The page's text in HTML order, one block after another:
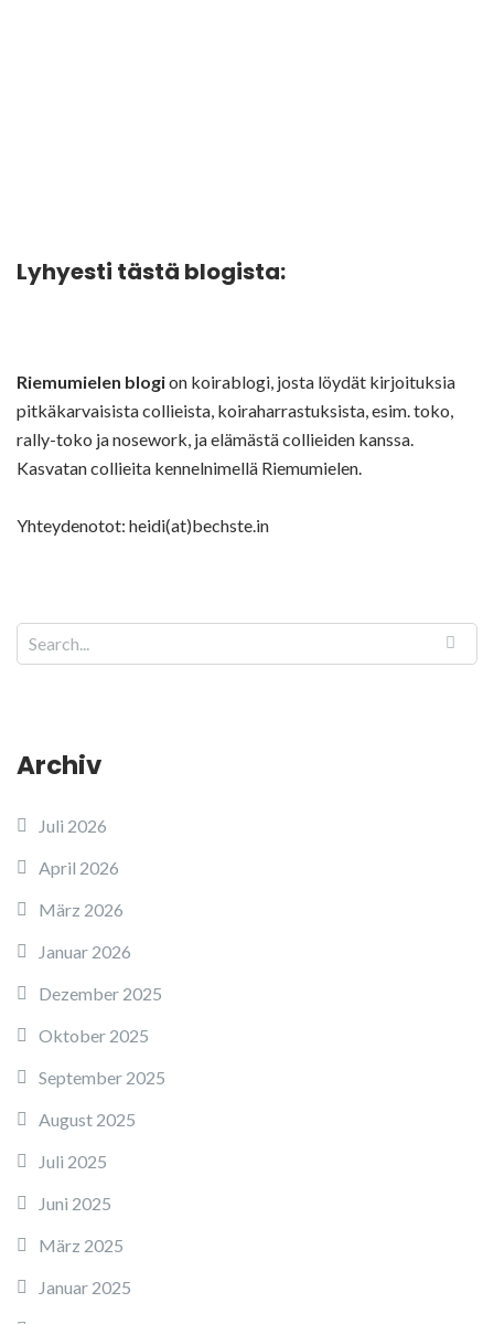
Lyhyesti tästä blogista:
Riemumielen blogion koirablogi, josta löydät kirjoituksia
pitkäkarvaisista collieista, koiraharrastuksista, esim. toko,
rally-toko ja nosework, ja elämästä collieiden kanssa.
Kasvatan collieita kennelnimellä Riemumielen.
Yhteydenotot: heidi(at)bechste.in
Archiv
Juli 2026
April 2026
März 2026
Januar 2026
Dezember 2025
Oktober 2025
September 2025
August 2025
Juli 2025
Juni 2025
März 2025
Januar 2025